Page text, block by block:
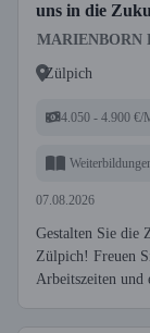
uns in die
MARIENBORN
Zülpich
4.050 - 4.900 €/
07.08.2026
Gestalten Sie die
Zülpich! Freuen
Arbeitszeiten und